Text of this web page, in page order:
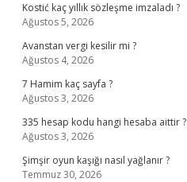
Kostić kaç yıllık sözleşme imzaladı ?
Ağustos 5, 2026
Avanstan vergi kesilir mi ?
Ağustos 4, 2026
7 Hamim kaç sayfa ?
Ağustos 3, 2026
335 hesap kodu hangi hesaba aittir ?
Ağustos 3, 2026
Şimşir oyun kaşığı nasıl yağlanır ?
Temmuz 30, 2026